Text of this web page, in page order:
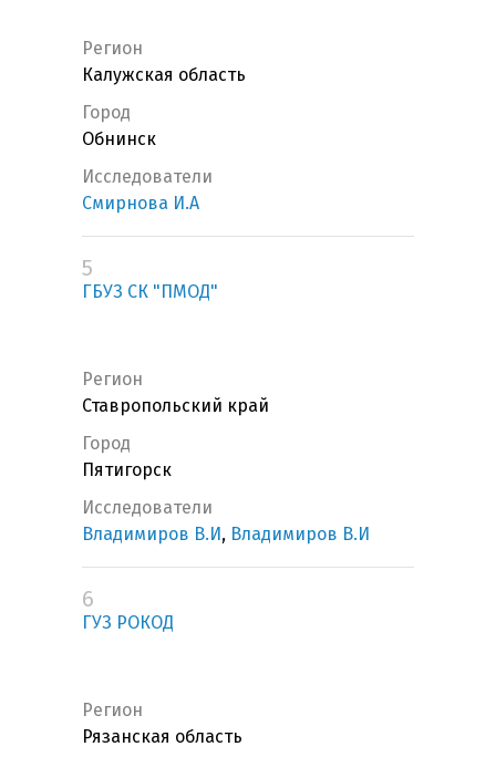
Регион
Калужская область
Город
Обнинск
Исследователи
Смирнова И.А
5
ГБУЗ СК "ПМОД"
Регион
Ставропольский край
Город
Пятигорск
Исследователи
Владимиров В.И, Владимиров В.И
6
ГУЗ РОКОД
Регион
Рязанская область